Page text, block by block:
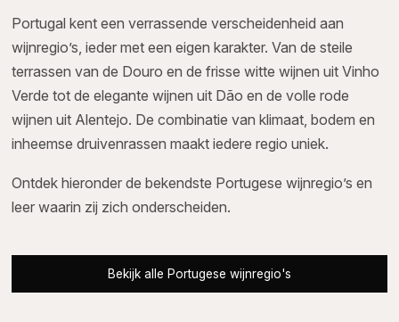
Portugal kent een verrassende verscheidenheid aan
wijnregio’s, ieder met een eigen karakter. Van de steile
terrassen van de Douro en de frisse witte wijnen uit Vinho
Verde tot de elegante wijnen uit Dão en de volle rode
wijnen uit Alentejo. De combinatie van klimaat, bodem en
inheemse druivenrassen maakt iedere regio uniek.
Ontdek hieronder de bekendste Portugese wijnregio’s en
leer waarin zij zich onderscheiden.
Bekijk alle Portugese wijnregio's